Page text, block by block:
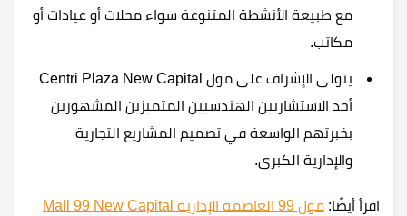
مع طبيعة الأنشطة المتنوعة سواء محلات أو عيادات أو
مكاتب.
يتولى الإشراف على مول Centri Plaza New Capital
أحد الاستشاريين الهندسيين المتميزين المشهورين
بخبرتهم الواسعة في تصميم المشاريع التجارية
والإدارية الكبرى.
اقرأ أيضًا:
مول 99 العاصمة الإدارية Mall 99 New Capital